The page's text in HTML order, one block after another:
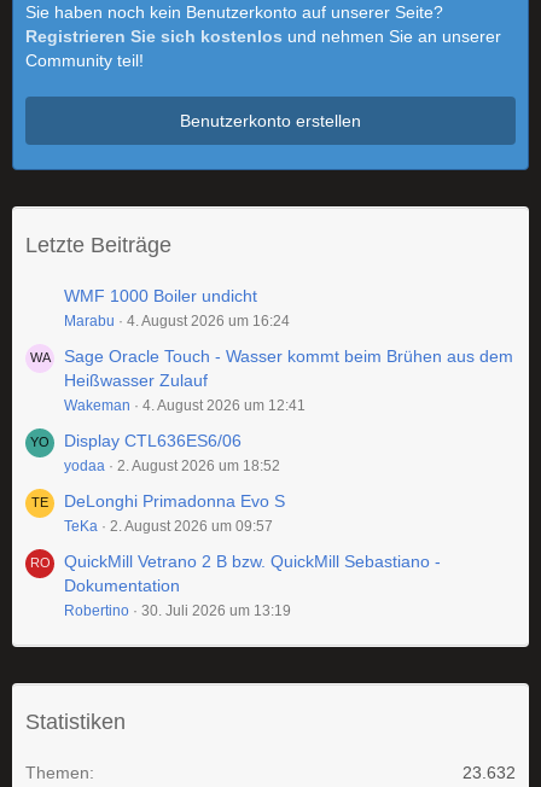
Sie haben noch kein Benutzerkonto auf unserer Seite?
Registrieren Sie sich kostenlos und nehmen Sie an unserer
Community teil!
Benutzerkonto erstellen
Letzte Beiträge
WMF 1000 Boiler undicht
Marabu 4. August 2026 um 16:24
Sage Oracle Touch - Wasser kommt beim Brühen aus dem
Heißwasser Zulauf
Wakeman 4. August 2026 um 12:41
Display CTL636ES6/06
yodaa 2. August 2026 um 18:52
DeLonghi Primadonna Evo S
TeKa 2. August 2026 um 09:57
QuickMill Vetrano 2 B bzw. QuickMill Sebastiano -
Dokumentation
Robertino 30. Juli 2026 um 13:19
Statistiken
Themen
23.632